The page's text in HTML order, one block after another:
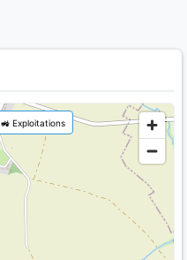
🚜 Exploitations